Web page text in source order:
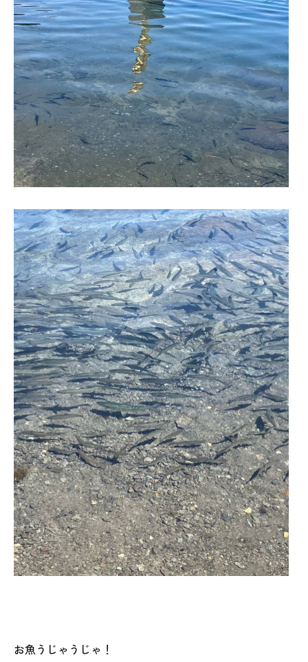
お魚うじゃうじゃ！